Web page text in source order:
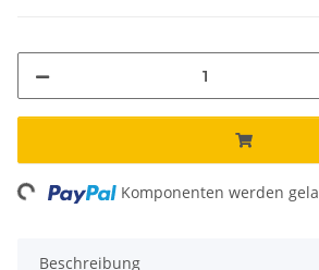
Komponenten werden
Beschreibung